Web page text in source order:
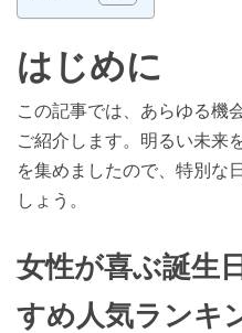
はじめに
この記事では、あらゆる機
ご紹介します。明るい未来
を集めましたので、特別な
しょう。
女性が喜ぶ誕生
すめ人気ランキ